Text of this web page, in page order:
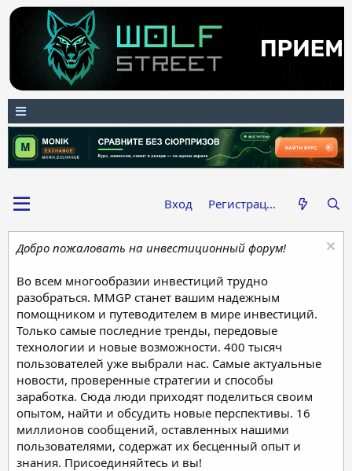
Вход Регистрация
Добро пожаловать на инвестиционный форум!
Во всем многообразии инвестиций трудно
разобраться. MMGP станет вашим надежным
помощником и путеводителем в мире инвестиций.
Только самые последние тренды, передовые
технологии и новые возможности. 400 тысяч
пользователей уже выбрали нас. Самые актуальные
новости, проверенные стратегии и способы
заработка. Сюда люди приходят поделиться своим
опытом, найти и обсудить новые перспективы. 16
миллионов сообщений, оставленных нашими
пользователями, содержат их бесценный опыт и
знания. Присоединяйтесь и вы!